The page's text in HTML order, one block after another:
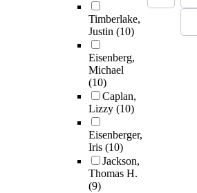
Timberlake,
Justin (10)
Eisenberg,
Michael
(10)
Caplan,
Lizzy (10)
Eisenberger,
Iris (10)
Jackson,
Thomas H.
(9)